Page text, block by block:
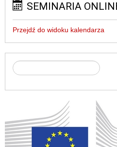
SEMINARIA
Przejdź do widoku kalendarza